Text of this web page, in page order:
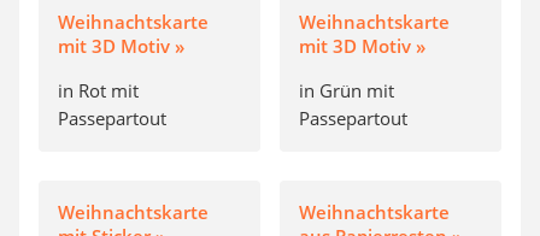
Weihnachtskarte
mit 3D Motiv »
in Rot mit
Passepartout
Weihnachtskarte
mit 3D Motiv »
in Grün mit
Passepartout
Weihnachtskarte
Weihnachtskarte